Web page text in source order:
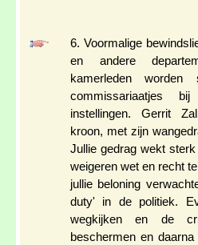
6. Voormalige
en andere
kamerleden
commissariaatjes
instellingen. Gerrit
kroon, met zijn
Jullie gedrag wekt
weigeren wet en recht
jullie beloning
duty' in de politiek.
wegkijken en de
beschermen en